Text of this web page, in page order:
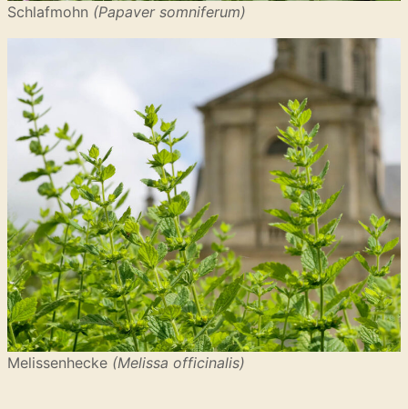
Schlafmohn (Papaver somniferum)
Melissenhecke (Melissa officinalis)